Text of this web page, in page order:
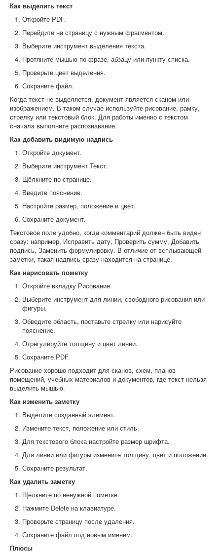
Как выделить текст
Откройте PDF.
Перейдите на страницу с нужным фрагментом.
Выберите инструмент выделения текста.
Протяните мышью по фразе, абзацу или пункту списка.
Проверьте цвет выделения.
Сохраните файл.
Когда текст не выделяется, документ является сканом или
изображением. В таком случае используйте рисование, рамку,
стрелку или текстовый блок. Для работы именно с текстом
сначала выполните распознавание.
Как добавить видимую надпись
Откройте документ.
Выберите инструмент Текст.
Щёлкните по странице.
Введите пояснение.
Настройте размер, положение и цвет.
Сохраните документ.
Текстовое поле удобно, когда комментарий должен быть виден
сразу: например, Исправить дату, Проверить сумму, Добавить
подпись, Заменить формулировку. В отличие от всплывающей
заметки, такая надпись сразу находится на странице.
Как нарисовать пометку
Откройте вкладку Рисование.
Выберите инструмент для линии, свободного рисования или
фигуры.
Обведите область, поставьте стрелку или нарисуйте
пояснение.
Отрегулируйте толщину и цвет линии.
Сохраните PDF.
Рисование хорошо подходит для сканов, схем, планов
помещений, учебных материалов и документов, где текст нельзя
выделить мышью.
Как изменить заметку
Выделите созданный элемент.
Измените текст, положение или стиль.
Для текстового блока настройте размер шрифта.
Для линии или фигуры измените толщину, цвет и положение.
Сохраните результат.
Как удалить заметку
Щёлкните по ненужной пометке.
Нажмите Delete на клавиатуре.
Проверьте страницу после удаления.
Сохраните файл под новым именем.
Плюсы